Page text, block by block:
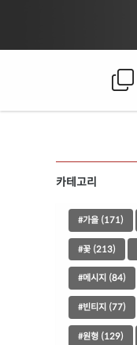
카테고리
#가을 (171)
#꽃 (213)
#메시지 (84)
#빈티지 (77)
#원형 (129)